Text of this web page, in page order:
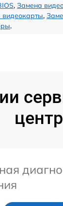
, Замена
,
.